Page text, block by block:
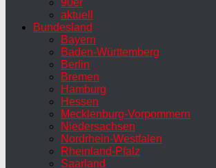
aktuell
Bundesland
Bayern
Baden-Württemberg
Berlin
Bremen
Hamburg
Hessen
Mecklenburg-Vorpommern
Niedersachsen
Nordrhein-Westfalen
Rheinland-Pfalz
Saarland